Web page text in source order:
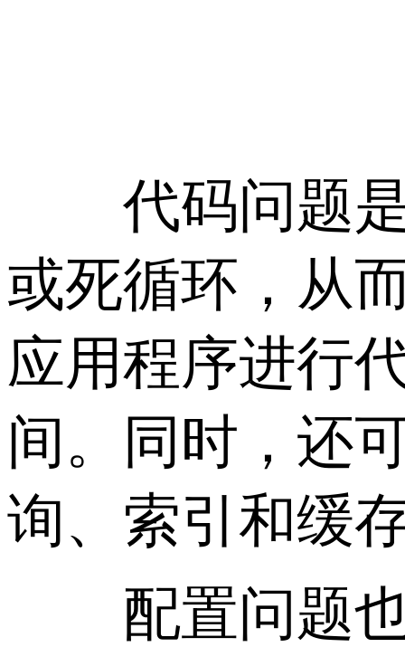
代码问题是
或死循环，从
应用程序进行
间。同时，还
询、索引和缓
配置问题也